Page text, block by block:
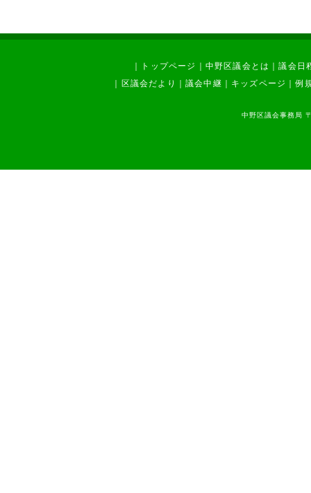
中野駅周辺・西武新宿線沿線ま
少子高齢化対策調査特別委員会
防災対策調査特別委員会
区役所及び体育館整備調査特別
区内駅周辺等まちづくり調査特
地域支えあい推進特別委員会
トップページ 中野区議会とは ｜議会日
区議会だより ｜議会中継 キッズページ ｜例
中野区議会事務局